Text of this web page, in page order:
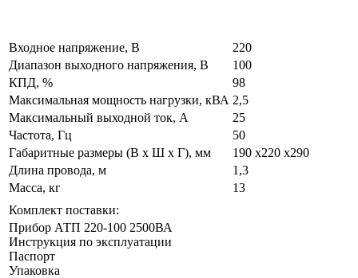
Входное напряжение, В
220
Диапазон выходного напряжения, В
100
КПД, %
98
Максимальная мощность нагрузки, кВА 2,5
Максимальный выходной ток, А
25
Частота, Гц
50
Габаритные размеры (В х Ш х Г), мм
190 х220 х290
Длина провода, м
1,3
Масса, кг
13
Комплект поставки:
Прибор АТП 220-100 2500ВА
Инструкция по эксплуатации
Паспорт
Упаковка